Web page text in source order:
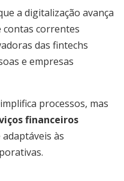
a digitalização avança
contas correntes
das fintechs
e empresas
processos, mas
financeiros
adaptáveis às